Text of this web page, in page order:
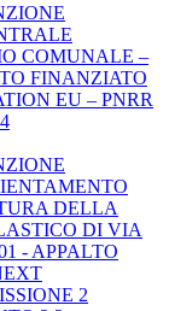
COMUNALE –
FINANZIATO
EU – PNRR
DELLA
DI VIA
- APPALTO
2